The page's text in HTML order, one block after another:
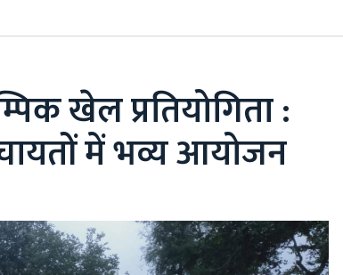
खेल प्रतियोगिता :
में भव्य आयोजन